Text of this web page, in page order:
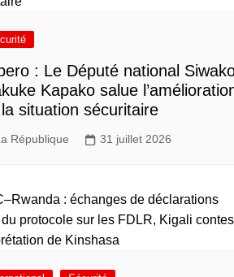
: Le Député national
Kapako salue
situation sécuritaire
République 31 juillet 2026